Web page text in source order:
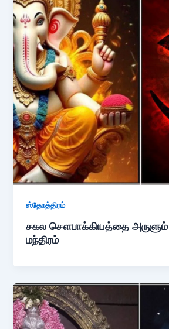
ஸ்தோத்திரம்
சகல சௌபாக்கியத்தை அருளும்
மந்திரம்